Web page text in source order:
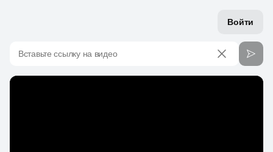
Войти
Вставьте ссылку на видео